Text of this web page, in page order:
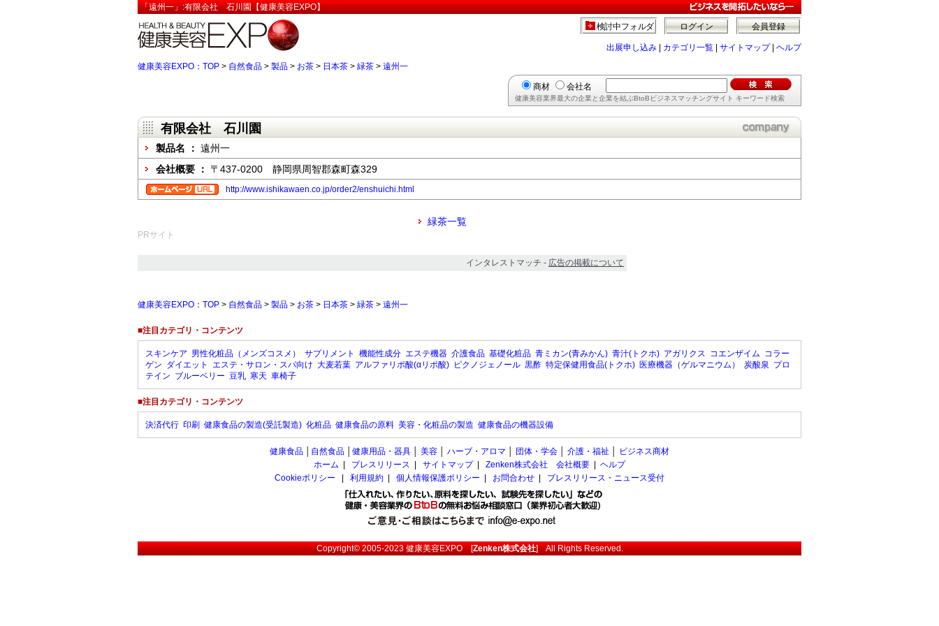
「遠州一」:有限会社 石川園【健康美容EXPO】
会員登録
ログイン
検討中フォルダ
出展申し込み カテゴリ一覧 サイトマップ| ヘルプ
健康美容EXPO：TOP > 自然食品 > 製品 > お茶 > 日本茶 > 緑茶 > 遠州一
商材 会社名
健康美容業界最大の企業と企業を結ぶBtoBビジネスマッチングサイト キーワード検索
有限会社 石川園
製品名 ： 遠州一
会社概要 ： 〒437-0200 静岡県周智郡森町森329
http://www.ishikawaen.co.jp/order2/enshuichi.html
緑茶一覧
PRサイト
インタレストマッチ - 広告の掲載について
健康美容EXPO：TOP > 自然食品 > 製品 > お茶 > 日本茶 > 緑茶 > 遠州一
■注目カテゴリ・コンテンツ
スキンケア 男性化粧品（メンズコスメ） サプリメント 機能性成分 エステ機器 介護食品 基礎化粧品 青ミカン(青みかん) 青汁(トクホ) アガリクス コエンザイム コラー
ゲン ダイエット エステ・サロン・スパ向け 大麦若葉 アルファリポ酸(αリポ酸) ピクノジェノール 黒酢 特定保健用食品(トクホ) 医療機器（ゲルマニウム） 炭酸泉 プロ
テイン ブルーベリー 豆乳 寒天 車椅子
■注目カテゴリ・コンテンツ
決済代行 印刷 健康食品の製造(受託製造) 化粧品 健康食品の原料 美容・化粧品の製造 健康食品の機器設備
健康食品 自然食品 健康用品・器具 美容 ハーブ・アロマ 団体・学会 介護・福祉
ビジネス商材
ホーム
プレスリリース サイトマップ| Zenken株式会社 会社概要
ヘルプ
Cookieポリシー
利用規約 個人情報保護ポリシー お問合わせ プレスリリース・ニュース受付
Copyright© 2005-2023健康美容EXPO[Zenken株式会社] All Rights Reserved.